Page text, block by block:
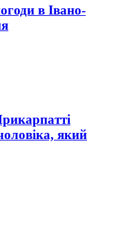
в Івано-
який